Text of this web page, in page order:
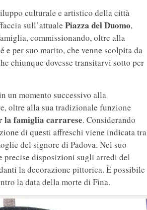
culturale e artistico della città
sull’attuale Piazza del Duomo,
commissionando, oltre alla
per suo marito, che venne scolpita da
chiunque dovesse transitarvi sotto per
un momento successivo alla
oltre alla sua tradizionale funzione
la famiglia carrarese. Considerando
di questi affreschi viene indicata tra
del signore di Padova. Nel suo
precise disposizioni sugli arredi del
la decorazione pittorica. È possibile
la data della morte di Fina.